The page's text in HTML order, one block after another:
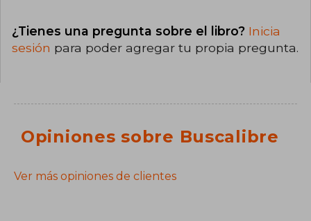
¿Tienes una pregunta sobre el libro? Inicia
sesión para poder agregar tu propia pregunta.
Opiniones sobre Buscalibre
Ver más opiniones de clientes